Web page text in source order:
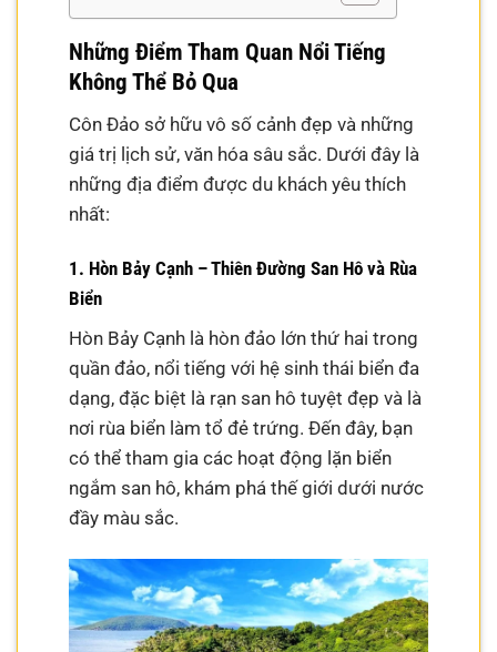
Những Điểm Tham Quan Nổi Tiếng
Không Thể Bỏ Qua
Côn Đảo sở hữu vô số cảnh đẹp và những
giá trị lịch sử, văn hóa sâu sắc. Dưới đây là
những địa điểm được du khách yêu thích
nhất:
1. Hòn Bảy Cạnh – Thiên Đường San Hô và Rùa
Biển
Hòn Bảy Cạnh là hòn đảo lớn thứ hai trong
quần đảo, nổi tiếng với hệ sinh thái biển đa
dạng, đặc biệt là rạn san hô tuyệt đẹp và là
nơi rùa biển làm tổ đẻ trứng. Đến đây, bạn
có thể tham gia các hoạt động lặn biển
ngắm san hô, khám phá thế giới dưới nước
đầy màu sắc.